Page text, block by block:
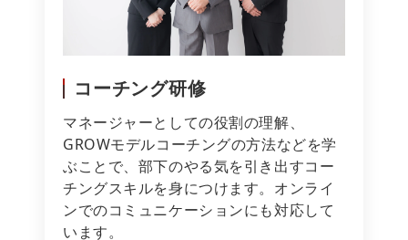
コーチング研修
マネージャーとしての役割の理解、
GROWモデルコーチングの方法などを学
ぶことで、部下のやる気を引き出すコー
チングスキルを身につけます。オンライ
ンでのコミュニケーションにも対応して
います。